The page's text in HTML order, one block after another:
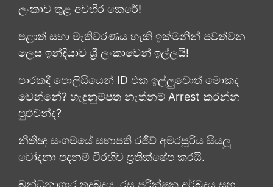
ලංකාව තුළ අවහිර කෙරේ!
පළාත් සභා මැතිවරණය හැකි ඉක්මනින් පවත්වන
ලෙස ඉන්දියාව ශ්‍රී ලංකාවෙන් ඉල්ලයි!
පාරකදී පොලිසියෙන් ID එක ඉල්ලුවොත් මොකද
වෙන්නේ? හැඳුනුම්පත නැත්නම් Arrest කරන්න
පුළුවන්ද?
නීතිඥ සංගමයේ සභාපති රජීව් අමරසූරිය සියලු
චෝදනා පදනම් විරහිව ප්‍රතික්ෂේප කරයි.